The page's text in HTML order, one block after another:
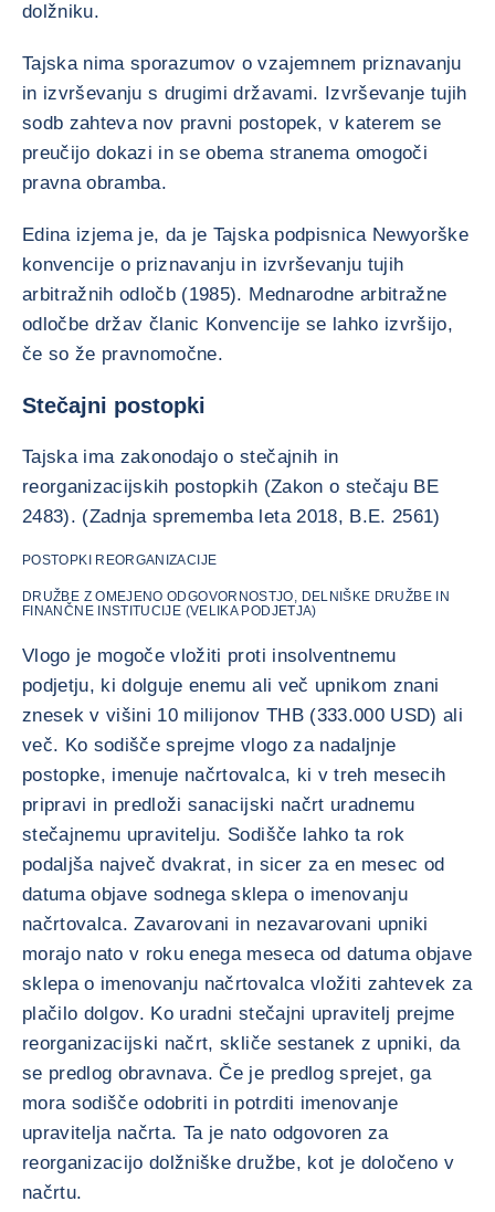
dolžniku.
Tajska nima sporazumov o vzajemnem priznavanju
in izvrševanju s drugimi državami. Izvrševanje tujih
sodb zahteva nov pravni postopek, v katerem se
preučijo dokazi in se obema stranema omogoči
pravna obramba.
Edina izjema je, da je Tajska podpisnica Newyorške
konvencije o priznavanju in izvrševanju tujih
arbitražnih odločb (1985). Mednarodne arbitražne
odločbe držav članic Konvencije se lahko izvršijo,
če so že pravnomočne.
Stečajni postopki
Tajska ima zakonodajo o stečajnih in
reorganizacijskih postopkih (Zakon o stečaju BE
2483). (Zadnja sprememba leta 2018, B.E. 2561)
POSTOPKI REORGANIZACIJE
DRUŽBE Z OMEJENO ODGOVORNOSTJO, DELNIŠKE DRUŽBE IN
FINANČNE INSTITUCIJE (VELIKA PODJETJA)
Vlogo je mogoče vložiti proti insolventnemu
podjetju, ki dolguje enemu ali več upnikom znani
znesek v višini 10 milijonov THB (333.000 USD) ali
več. Ko sodišče sprejme vlogo za nadaljnje
postopke, imenuje načrtovalca, ki v treh mesecih
pripravi in predloži sanacijski načrt uradnemu
stečajnemu upravitelju. Sodišče lahko ta rok
podaljša največ dvakrat, in sicer za en mesec od
datuma objave sodnega sklepa o imenovanju
načrtovalca. Zavarovani in nezavarovani upniki
morajo nato v roku enega meseca od datuma objave
sklepa o imenovanju načrtovalca vložiti zahtevek za
plačilo dolgov. Ko uradni stečajni upravitelj prejme
reorganizacijski načrt, skliče sestanek z upniki, da
se predlog obravnava. Če je predlog sprejet, ga
mora sodišče odobriti in potrditi imenovanje
upravitelja načrta. Ta je nato odgovoren za
reorganizacijo dolžniške družbe, kot je določeno v
načrtu.